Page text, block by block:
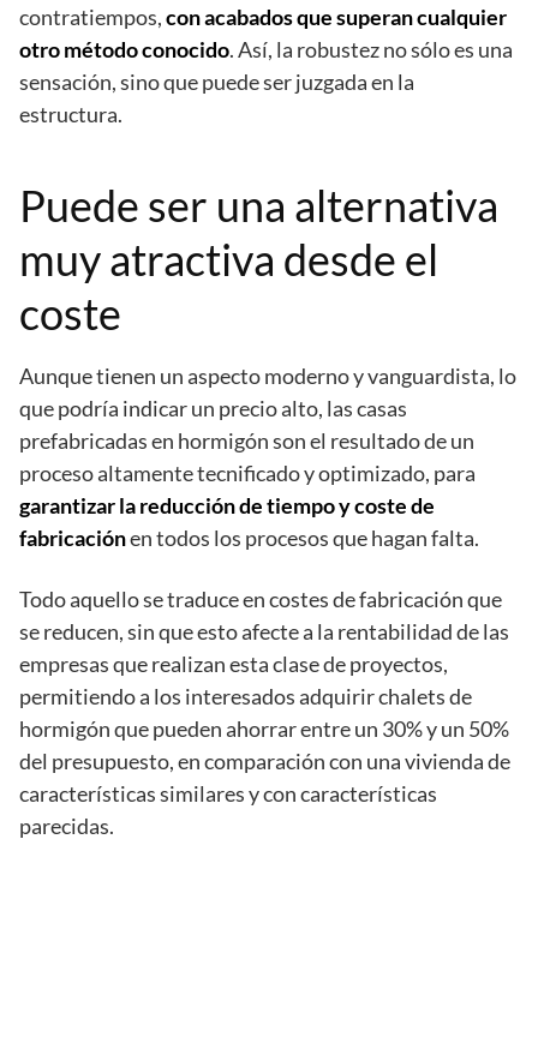
contratiempos,con acabados que superan cualquier
otro método conocido. Así, la robustez no sólo es una
sensación, sino que puede ser juzgada en la
estructura.
Puede ser una alternativa
muy atractiva desde el
coste
Aunque tienen un aspecto moderno y vanguardista, lo
que podría indicar un precio alto, las casas
prefabricadas en hormigón son el resultado de un
proceso altamente tecnificado y optimizado, para
garantizar la reducción de tiempo y coste de
fabricaciónen todos los procesos que hagan falta.
Todo aquello se traduce en costes de fabricación que
se reducen, sin que esto afecte a la rentabilidad de las
empresas que realizan esta clase de proyectos,
permitiendo a los interesados adquirir chalets de
hormigón que pueden ahorrar entre un 30% y un 50%
del presupuesto, en comparación con una vivienda de
características similares y con características
parecidas.